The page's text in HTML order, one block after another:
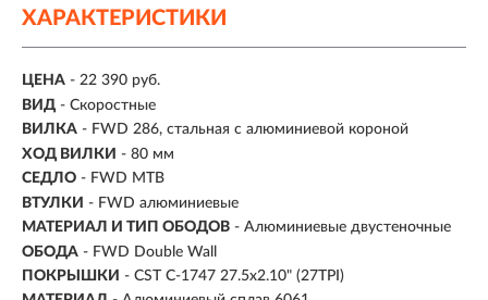
ХАРАКТЕРИСТИКИ
ЦЕНА - 22 390 руб.
ВИД - Скоростные
ВИЛКА - FWD 286, стальная с алюминиевой короной
ХОД ВИЛКИ - 80 мм
СЕДЛО - FWD MTB
ВТУЛКИ - FWD алюминиевые
МАТЕРИАЛ И ТИП ОБОДОВ - Алюминиевые двустеночные
ОБОДА - FWD Double Wall
ПОКРЫШКИ - CST C-1747 27.5x2.10" (27TPI)